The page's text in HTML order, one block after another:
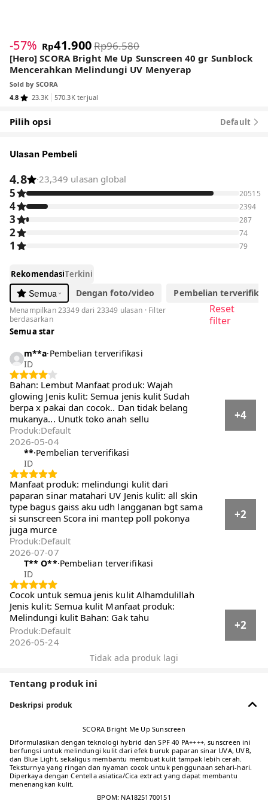
-57% Rp41.900Rp96.580
[Hero] SCORA Bright Me Up Sunscreen 40 gr Sunblock
Mencerahkan Melindungi UV Menyerap
Sold bySCORA
4.8
23.3K 570.3K terjual
Pilih opsi Default
Ulasan Pembeli
4.8 ·23,349 ulasan global
5 20515
4 2394
3 287
2 74
1 79
RekomendasiTerkini
Semua
Dengan foto/video Pembelian terverifikasi
Menampilkan 23349 dari 23349 ulasan · Filter
berdasarkan
Reset
filter
Semua star
m**a·Pembelian terverifikasi
ID
Bahan: Lembut Manfaat produk: Wajah
glowing Jenis kulit: Semua jenis kulit Sudah
berpa x pakai dan cocok.. Dan tidak belang
mukanya... Unutk toko anah sellu
+4
Produk:Default
2026-05-04
**·Pembelian terverifikasi
ID
Manfaat produk: melindungi kulit dari paparan
sinar matahari UV Jenis kulit: all skin type
bagus gaiss aku udh langganan bgt sama si
sunscreen Scora ini mantep poll pokonya juga
murce
+2
Produk:Default
2026-07-07
T** O**️·Pembelian terverifikasi
ID
Cocok untuk semua jenis kulit Alhamdulillah
Jenis kulit: Semua kulit Manfaat produk:
Melindungi kulit Bahan: Gak tahu
+2
Produk:Default
2026-05-24
Tidak ada produk lagi
Tentang produk ini
Deskripsi produk
SCORA Bright Me Up Sunscreen
Diformulasikan dengan teknologi hybrid dan SPF 40 PA++++, sunscreen ini
berfungsi untuk melindungi kulit dari efek buruk paparan sinar UVA, UVB,
dan Blue Light, sekaligus membantu membuat kulit tampak lebih cerah.
Teksturnya yang ringan dan nyaman cocok untuk penggunaan sehari-hari.
Diperkaya dengan Centella asiatica/Cica extract yang dapat membantu
menenangkan kulit.
BPOM: NA18251700151